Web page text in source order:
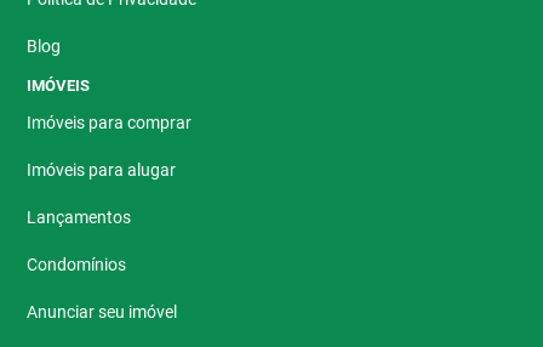
Blog
IMÓVEIS
Imóveis para comprar
Imóveis para alugar
Lançamentos
Condomínios
Anunciar seu imóvel